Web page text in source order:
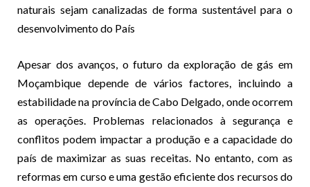
naturais sejam canalizadas de forma sustentável para o
desenvolvimento do País
Apesar dos avanços, o futuro da exploração de gás em
Moçambique depende de vários factores, incluindo a
estabilidade na província de Cabo Delgado, onde ocorrem
as operações. Problemas relacionados à segurança e
conflitos podem impactar a produção e a capacidade do
país de maximizar as suas receitas. No entanto, com as
reformas em curso e uma gestão eficiente dos recursos do